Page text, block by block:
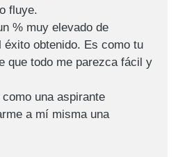
fluye.
% muy elevado de
éxito obtenido. Es como tu
que todo me parezca fácil y
una aspirante
a mí misma una